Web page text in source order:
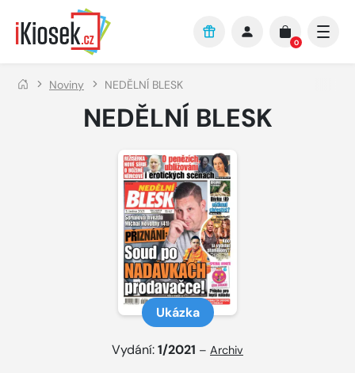
Přejít na hlavní obsah
0
Noviny NEDĚLNÍ BLESK
NEDĚLNÍ BLESK
Ukázka
Vydání:1/2021 – Archiv